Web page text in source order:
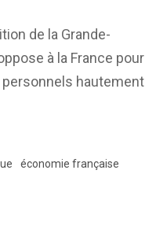
de la Grande-
à la France pour
hautement
économie française